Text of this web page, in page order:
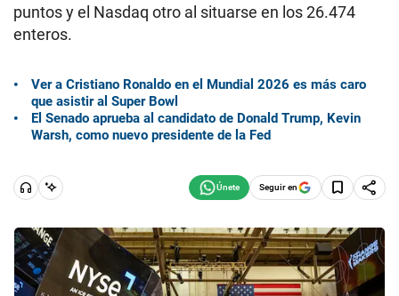
puntos y el Nasdaq otro al situarse en los 26.474
enteros.
Ver a Cristiano Ronaldo en el Mundial 2026 es más caro
que asistir al Super Bowl
El Senado aprueba al candidato de Donald Trump, Kevin
Warsh, como nuevo presidente de la Fed
Seguir en